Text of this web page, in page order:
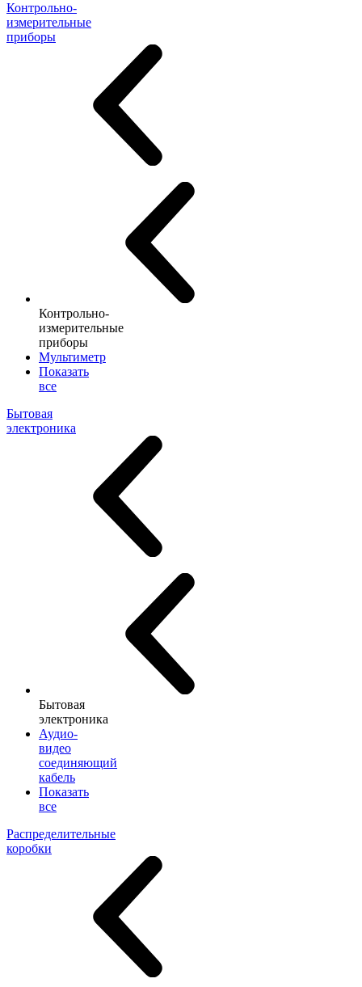
Контрольно-
измерительные
приборы
Контрольно-
измерительные
приборы
Мультиметр
Показать
все
Бытовая
электроника
Бытовая
электроника
Аудио-
видео
соединяющий
кабель
Показать
все
Распределительные
коробки